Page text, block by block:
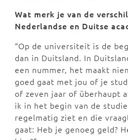
Wat merk je van de
Nederlandse en Duitse
“Op de universiteit is de
dan in Duitsland. In
een nummer, het maakt
goed gaat met jou of je
of zeven jaar of überhaupt
ik in het begin van de
regelmatig ziet en die
gaat: Heb je genoeg geld?